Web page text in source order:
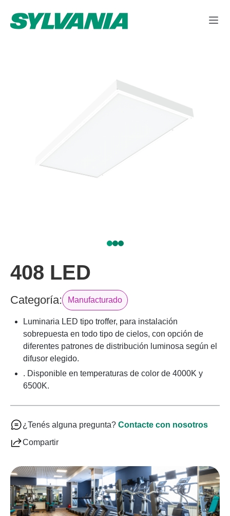
408 LED
Categoría: Manufacturado
Luminaria LED tipo troffer, para instalación
sobrepuesta en todo tipo de cielos, con opción de
diferentes patrones de distribución luminosa según el
difusor elegido.
. Disponible en temperaturas de color de 4000K y
6500K.
¿Tenés alguna pregunta? Contacte con nosotros
Compartir